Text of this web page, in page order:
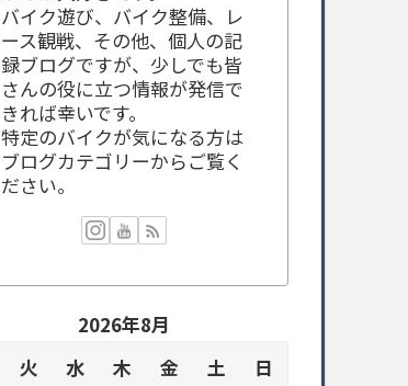
バイク遊び、バイク整備、レ
ース観戦、その他、個人の記
録ブログですが、少しでも皆
さんの役に立つ情報が発信で
きれば幸いです。
特定のバイクが気になる方は
ブログカテゴリーからご覧く
ださい。
2026年8月
火 水 木 金 土
日